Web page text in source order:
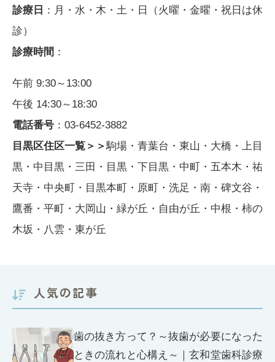
診療日 ：​ 月・水・木・土・日（火曜・金曜・祝日は休
診）
診療時間 ：
午前 9:30～13:00
午後 14:30～18:30
電話番号 ：​ 03-6452-3882
目黒区住区一覧＞＞駒場・青葉台・東山・大橋・上目
黒・中目黒・三田・目黒・下目黒・中町・五本木・祐
天寺・中央町・目黒本町・原町・洗足・南・碑文谷・
鷹番・平町・大岡山・緑が丘・自由が丘・中根・柿の
木坂・八雲・東が丘
人気の記事
歯の抜き方って？～抜歯が必要になった
ときの流れと心構え～｜玄和堂歯科診療